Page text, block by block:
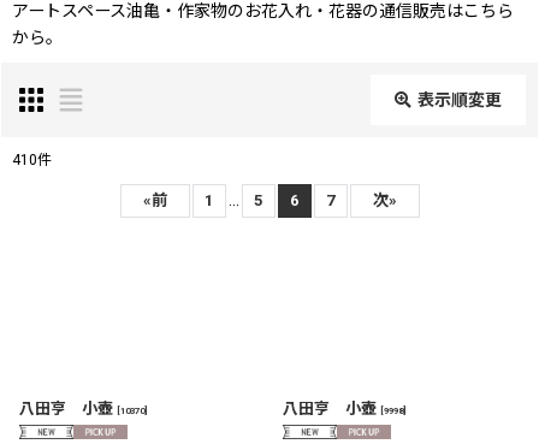
アートスペース油亀・作家物のお花入れ・花器の通信販売はこちら
から。
表示順変更
410件
«前 1 ... 5 6 7 次»
八田亨 小壺 [10370] 八田亨 小壺 [9998]